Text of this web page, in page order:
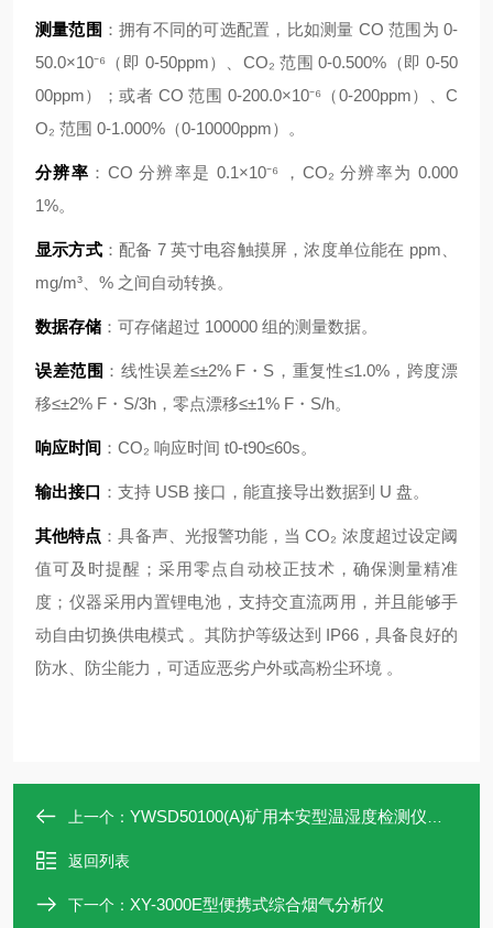
测量范围 ：拥有不同的可选配置，比如测量 CO 范围为 0-
50.0×10⁻⁶（即 0-50ppm）、CO₂ 范围 0-0.500%（即 0-50
00ppm）；或者 CO 范围 0-200.0×10⁻⁶（0-200ppm）、C
O₂ 范围 0-1.000%（0-10000ppm）。
分辨率 ：CO 分辨率是 0.1×10⁻⁶ ，CO₂ 分辨率为 0.000
1%。
显示方式：配备 7 英寸电容触摸屏，浓度单位能在 ppm、
mg/m³、% 之间自动转换。
数据存储 ：可存储超过 100000 组的测量数据。
误差范围 ：线性误差≤±2% F・S，重复性≤1.0%，跨度漂
移≤±2% F・S/3h，零点漂移≤±1% F・S/h。
响应时间 ：CO₂ 响应时间 t0-t90≤60s。
输出接口 ：支持 USB 接口，能直接导出数据到 U 盘。
其他特点 ：具备声、光报警功能，当 CO₂ 浓度超过设定阈
值可及时提醒；采用零点自动校正技术，确保测量精准
度；仪器采用内置锂电池，支持交直流两用，并且能够手
动自由切换供电模式 。其防护等级达到 IP66，具备良好的
防水、防尘能力，可适应恶劣户外或高粉尘环境 。
上一个： YWSD50100(A)矿用本安型温湿度检测仪防爆
返回列表
下一个： XY-3000E型便携式综合烟气分析仪